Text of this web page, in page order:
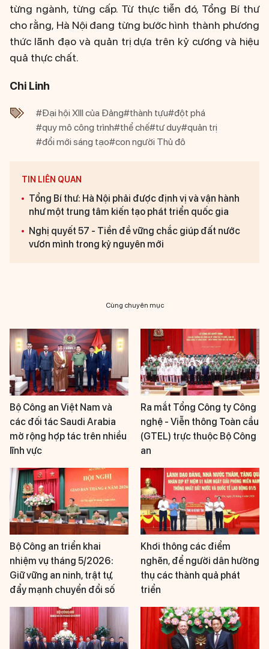
từng ngành, từng cấp. Từ thực tiễn đó, Tổng Bí thư
cho rằng, Hà Nội đang từng bước hình thành phương
thức lãnh đạo và quản trị dựa trên kỷ cương và hiệu
quả thực chất.
Chi Linh
#Đại hội XIII của Đảng#thành tựu#đột phá
#quy mô công trình#thể chế#tư duy#quản trị
#đổi mới sáng tạo#con người Thủ đô
TIN LIÊN QUAN
Tổng Bí thư: Hà Nội phải được định vị và vận hành
như một trung tâm kiến tạo phát triển quốc gia
Nghị quyết 57 - Tiền đề vững chắc giúp đất nước
vươn mình trong kỷ nguyên mới
Cùng chuyên mục
Bộ Công an Việt Nam và
các đối tác Saudi Arabia
mở rộng hợp tác trên nhiều
lĩnh vực
Ra mắt Tổng Công ty Công
nghệ - Viễn thông Toàn cầu
(GTEL) trực thuộc Bộ Công
an
Bộ Công an triển khai
nhiệm vụ tháng 5/2026:
Giữ vững an ninh, trật tự,
đẩy mạnh chuyển đổi số
Khơi thông các điểm
nghẽn, để người dân hưởng
thụ các thành quả phát
triển